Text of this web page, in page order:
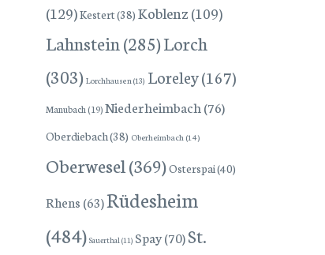
(129)Kestert(38) Koblenz(109)
Lahnstein(285)Lorch
(303) Lorchhausen (13) Loreley(167)
Manubach (19) Niederheimbach (76)
Oberdiebach(38) Oberheimbach (14)
Oberwesel(369)Osterspai(40)
Rhens (63)Rüdesheim
(484) Sauerthal(11) Spay(70)St.